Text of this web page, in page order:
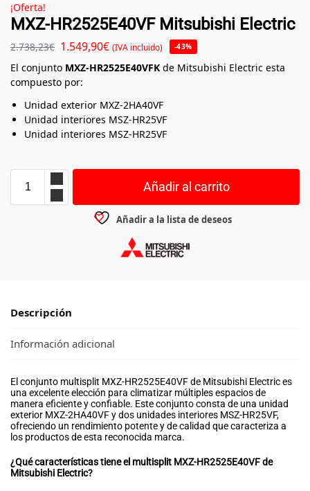
¡Oferta!
MXZ-HR2525E40VF Mitsubishi Electric
2.738,23€ 1.549,90€ (IVA incluido) -43%
El conjunto MXZ-HR2525E40VFK de Mitsubishi Electric esta
compuesto por:
Unidad exterior MXZ-2HA40VF
Unidad interiores MSZ-HR25VF
Unidad interiores MSZ-HR25VF
Añadir al carrito
Añadir a la lista de deseos
Descripción
Información adicional
El conjunto multisplit MXZ-HR2525E40VF de Mitsubishi Electric es
una excelente elección para climatizar múltiples espacios de
manera eficiente y confiable. Este conjunto consta de una unidad
exterior MXZ-2HA40VF y dos unidades interiores MSZ-HR25VF,
ofreciendo un rendimiento potente y de calidad que caracteriza a
los productos de esta reconocida marca.
¿Qué características tiene el multisplit MXZ-HR2525E40VF de
Mitsubishi Electric?